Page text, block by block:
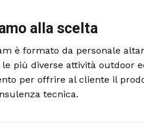
alla scelta
è formato da personale
più diverse attività outdoor
per offrire al cliente il
tecnica.